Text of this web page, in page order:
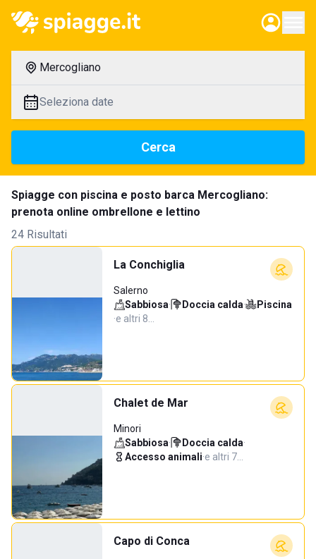
Mercogliano
Seleziona date
Cerca
Spiagge con piscina e posto barca Mercogliano:
prenota online ombrellone e lettino
24 Risultati
La Conchiglia
Salerno
Sabbiosa· Doccia calda·
Piscina
·e altri 8…
Chalet de Mar
Minori
Sabbiosa· Doccia calda·
Accesso animali·e altri 7…
Capo di Conca